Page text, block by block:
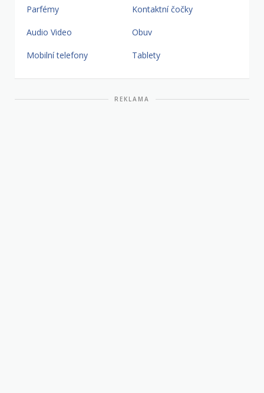
Parfémy Kontaktní čočky
Audio Video Obuv
Mobilní telefony Tablety
REKLAMA